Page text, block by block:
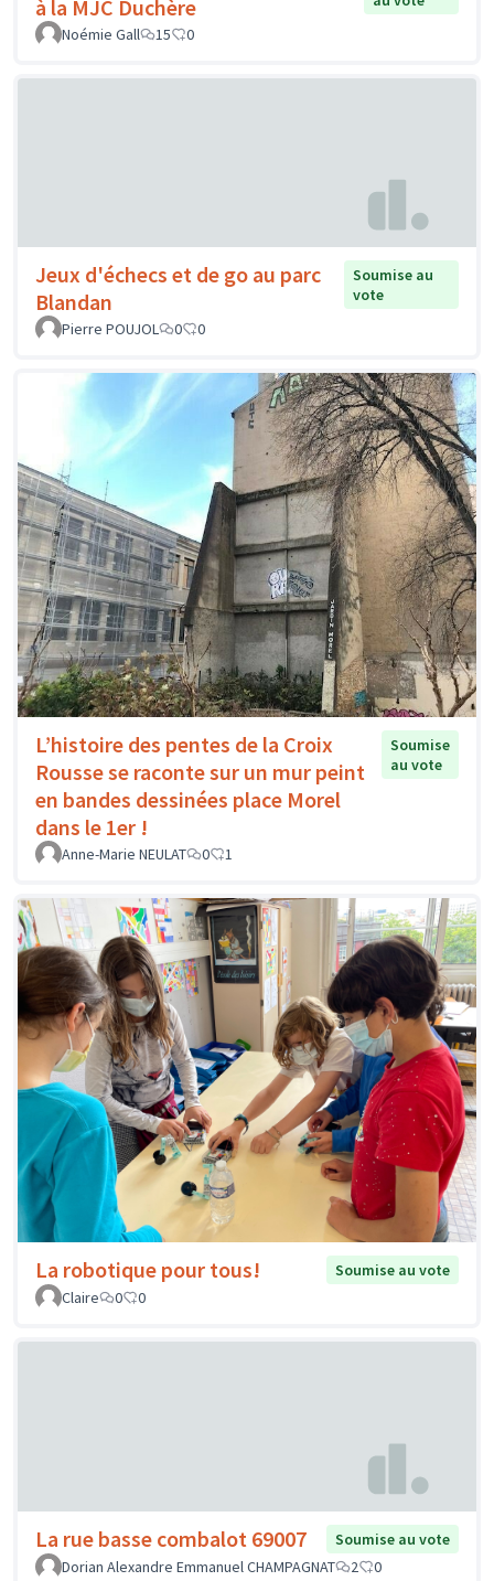
à la MJC Duchère
Noémie Gall
15 0
Jeux d'échecs et de go au parc
Blandan
Soumise au
vote
Pierre POUJOL
0 0
L’histoire des pentes de la Croix
Rousse se raconte sur un mur peint
en bandes dessinées place Morel
dans le 1er !
Soumise
au vote
Anne-Marie NEULAT 0 1
La robotique pour tous!
Soumise au vote
Claire
0 0
La rue basse combalot 69007
Soumise au vote
Dorian Alexandre Emmanuel CHAMPAGNAT
2 0